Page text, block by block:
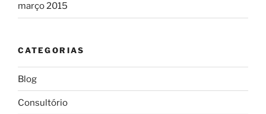
março 2015
CATEGORIAS
Blog
Consultório